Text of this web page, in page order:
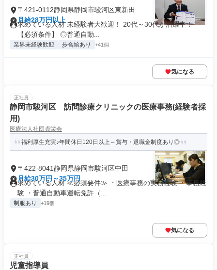
〒421-0112静岡県静岡市駿河区東新田
月給28万円以上
求めている人材 未経験者大歓迎！ 20代～30代が活躍中！
【必須条件】 ◎普通自動...
業界未経験歓迎 歩合給あり +41個
気になる
正社員
静岡市駿河区 訪問診療クリニックの医療事務(経験者採
用)
医療法人社団貞栄会
福利厚生充実♪年間休日120日以上～賞与・退職金制度あり◎
〒422-8041静岡県静岡市駿河区中田
月給30万円～35万円
求めている人材 ≪必須要件≫ ・医療事務の実務経験 ・事務経
験 ・普通自動車運転免許（...
制服あり +19個
気になる
正社員
児童指導員